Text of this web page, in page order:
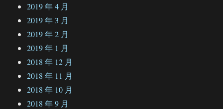
2019 年 4 月
2019 年 3 月
2019 年 2 月
2019 年 1 月
2018 年 12 月
2018 年 11 月
2018 年 10 月
2018 年 9 月